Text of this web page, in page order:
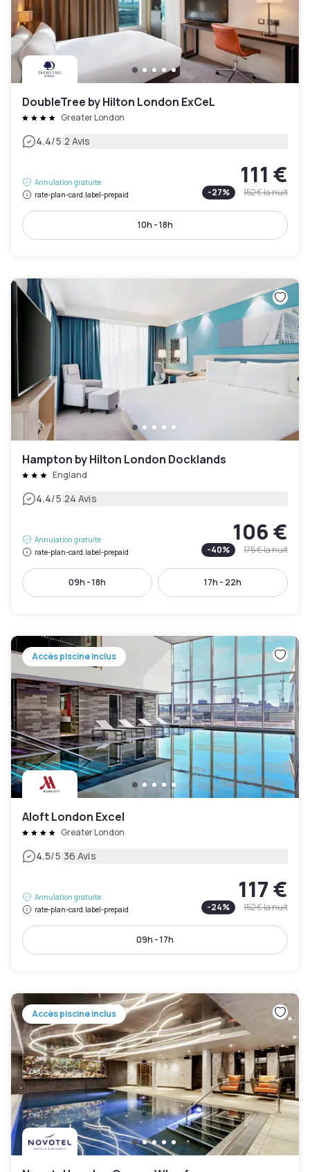
DoubleTree by Hilton London ExCeL
Greater London
4.4/5|2 Avis
Annulation gratuite
rate-plan-card.label-prepaid
111 €
-27% 152 €la nuit
10h - 18h
Hampton by Hilton London Docklands
England
4.4/5|24 Avis
Annulation gratuite
rate-plan-card.label-prepaid
106 €
-40% 175 €la nuit
09h - 18h 17h - 22h
Accès piscine inclus
Aloft London Excel
Greater London
4.5/5|36 Avis
Annulation gratuite
rate-plan-card.label-prepaid
117 €
-24% 152 €la nuit
09h - 17h
Accès piscine inclus